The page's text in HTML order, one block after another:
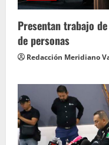
Presentan trabajo
de personas
Redacción Meridiano